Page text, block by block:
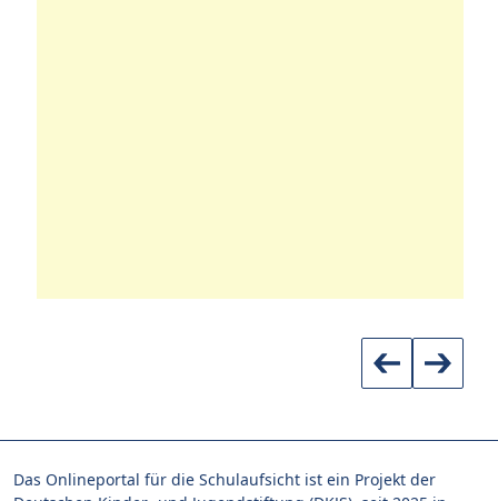
Das Onlineportal für die Schulaufsicht ist ein Projekt der